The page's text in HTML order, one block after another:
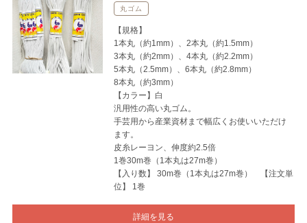
丸ゴム
【規格】
1本丸（約1mm）、2本丸（約1.5mm）
3本丸（約2mm）、4本丸（約2.2mm）
5本丸（2.5mm）、6本丸（約2.8mm）
8本丸（約3mm）
【カラー】白
汎用性の高い丸ゴム。
手芸用から産業資材まで幅広くお使いいただけ
ます。
皮糸レーヨン、伸度約2.5倍
1巻30m巻（1本丸は27m巻）
【入り数】 30m巻（1本丸は27m巻） 【注文単
位】 1巻
詳細を見る